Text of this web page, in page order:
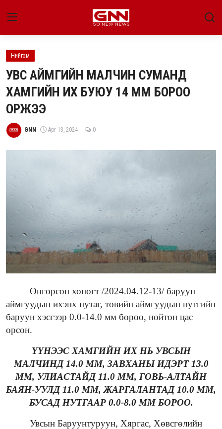
Улс төр
Нийгэм
Энтертайнмент
Эдийн засаг
Live
People
Нийгэм
УВС АЙМГИЙН МАЛЧИН СУМАНД
ХАМГИЙН ИХ БУЮУ 14 ММ БОРОО
ОРЖЭЭ
GNN Apr 13, 2024 0
Өнгөрсөн хоногт /2024.04.12-13/ баруун
аймгуудын ихэнх нутаг, төвийн аймгуудын нутгийн
баруун хэсгээр 0.0-14.0 мм бороо, нойтон цас
орсон.
ҮҮНЭЭС ХАМГИЙН ИХ НЬ УВСЫН
МАЛЧИНД 14.0 ММ, ЗАВХАНЫ ИДЭРТ 13.0
ММ, УЛИАСТАЙД 11.0 ММ, ГОВЬ-АЛТАЙН
БАЯН-УУЛД 11.0 ММ, ЖАРГАЛАНТАД 10.0 ММ,
БУСАД НУТГААР 0.0-8.0 ММ БОРОО.
Увсын Баруунтуруун, Хяргас, Хөвсгөлийн